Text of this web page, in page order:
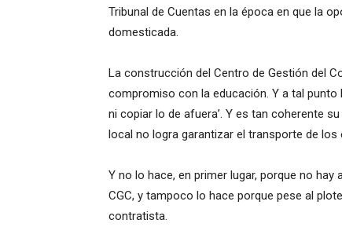
Tribunal de Cuentas en la época en que la
domesticada.
La construcción del Centro de Gestión del
compromiso con la educación. Y a tal
ni copiar lo de afuera’. Y es tan coherente
local no logra garantizar el transporte de los
Y no lo hace, en primer lugar, porque no
CGC, y tampoco lo hace porque pese al
contratista.